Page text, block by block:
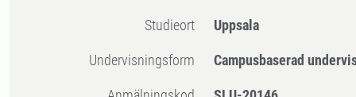
Studieort Uppsala
Undervisningsform Campusbaserad